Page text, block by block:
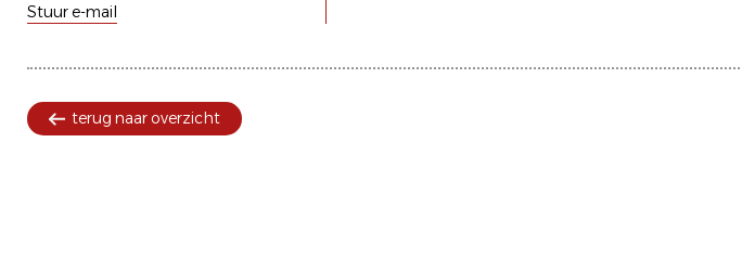
Stuur e-mail
terug naar overzicht